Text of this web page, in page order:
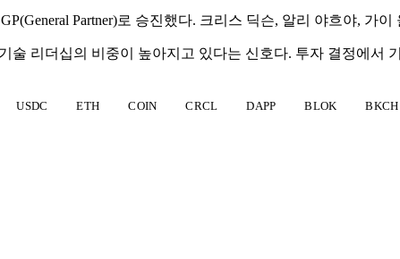
Partner)로 승진했다. 크리스 딕슨, 알리 야흐야,
술 리더십의 비중이 높아지고 있다는 신호다. 투자 결정에서
USDC ETH COIN CRCL DAPP BLOK BKCH